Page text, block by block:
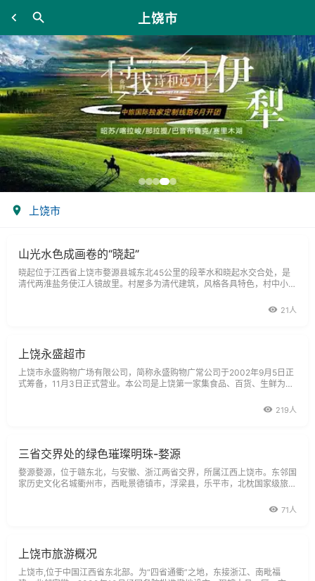
上饶市
上饶市
山光水色成画卷的“晓起”
晓起位于江西省上饶市婺源县城东北45公里的段莘水和晓起水交合处，是
清代两淮盐务使江人镜故里。村屋多为清代建筑，风格各具特色，村中小巷
21人
上饶永盛超市
上饶市永盛购物广场有限公司，简称永盛购物广常公司于2002年9月5日正
式筹备，11月3日正式营业。本公司是上饶第一家集食品、百货、生鲜为一
捷服务为宗旨，友善的顾客服务，优质超值的商品，品种齐全的选择为原
219人
三省交界处的绿色璀璨明珠-婺源
婺源婺源，位于赣东北，与安徽、浙江两省交界，所属江西上饶市。东邻国
家历史文化名城衢州市，西毗景德镇市，浮梁县，乐平市，北枕国家级旅游
71人
上饶市旅游概况
上饶市,位于中国江西省东北部。为“四省通衢”之地，东接浙江、南毗福